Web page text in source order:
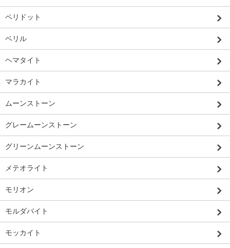
ペリドット
ベリル
ヘマタイト
マラカイト
ムーンストーン
グレームーンストーン
グリーンムーンストーン
メテオライト
モリオン
モルダバイト
モッカイト